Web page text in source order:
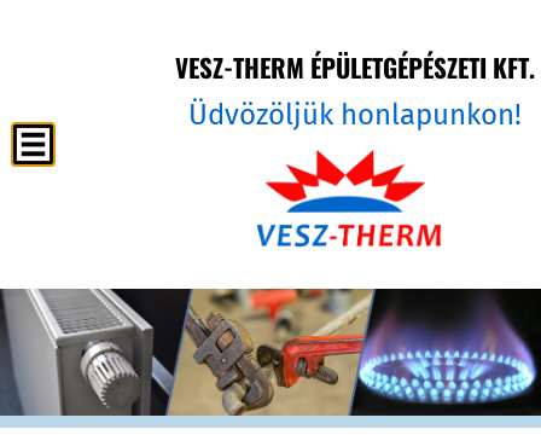
VESZ-THERM ÉPÜLETGÉPÉSZETI KFT.
Üdvözöljük honlapunkon!